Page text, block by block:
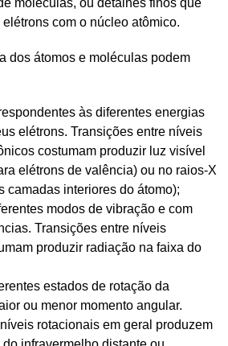
com o núcleo atômico.
dos átomos e moléculas podem
às diferentes energias
elétrons. Transições entre níveis
costumam produzir luz visível
elétrons de valência) ou no raios-X
camadas interiores do átomo);
modos de vibração e com
Transições entre níveis
produzir radiação na faixa do
estados de rotação da
ou menor momento angular.
rotacionais em geral produzem